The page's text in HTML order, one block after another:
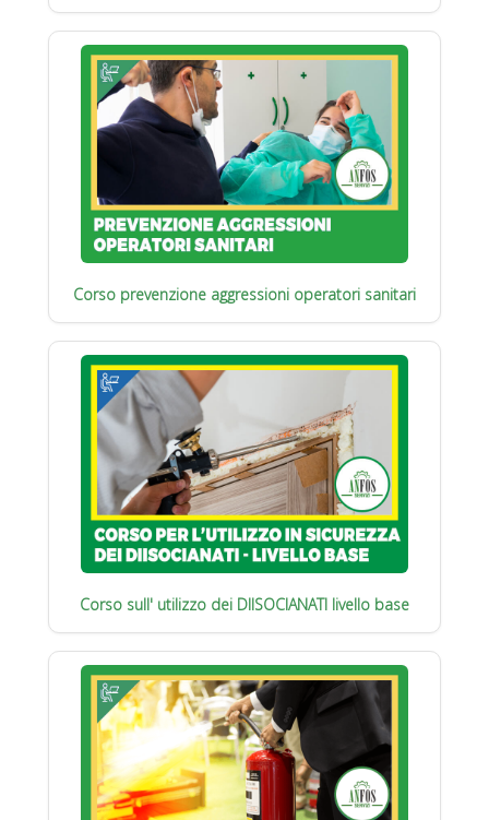
Corso prevenzione aggressioni operatori sanitari
Corso sull' utilizzo dei DIISOCIANATI livello base